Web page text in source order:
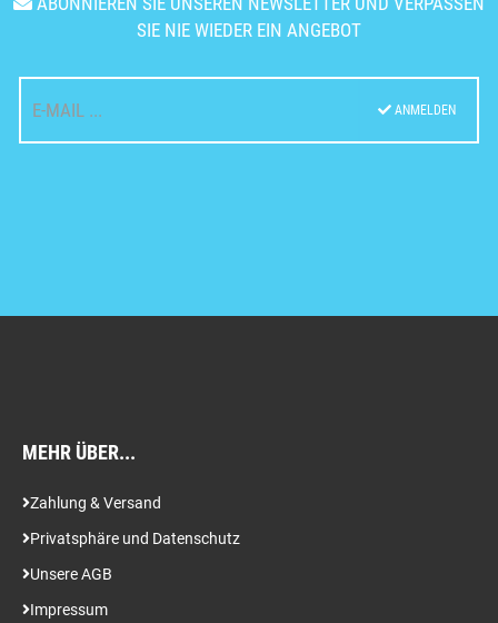
SIE NIE WIEDER EIN ANGEBOT
ANMELDEN
MEHR ÜBER...
Zahlung & Versand
Privatsphäre und Datenschutz
Unsere AGB
Impressum